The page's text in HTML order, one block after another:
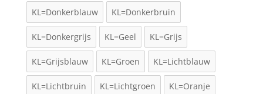
KL=Donkerblauw KL=Donkerbruin
KL=Donkergrijs KL=Geel KL=Grijs
KL=Grijsblauw KL=Groen KL=Lichtblauw
KL=Lichtbruin KL=Lichtgroen KL=Oranje